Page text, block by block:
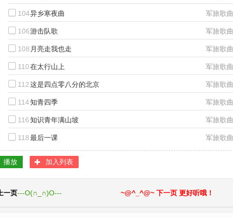
104.异乡寒夜曲 军旅歌曲
106.游击队歌 军旅歌曲
108. 月亮走我也走 军旅歌曲
110.在太行山上 军旅歌曲
112.这是四点零八分的北京 军旅歌曲
114.知青四季 军旅歌曲
116.知识青年满山坡 军旅歌曲
118.最后一课 军旅歌曲
播放 加入列表
上一页---O(∩_∩)O--- ~@^_^@~ 下一页 更好听哦！